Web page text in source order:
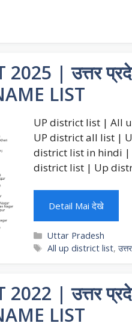
2025 | उत्तर
LIST
UP district list | All
UP district all list |
district list in hindi |
district list | Up
Detail Mai देखे
Categories
Uttar Pradesh
Tags
All up district list,
2022 | उत्तर
LIST